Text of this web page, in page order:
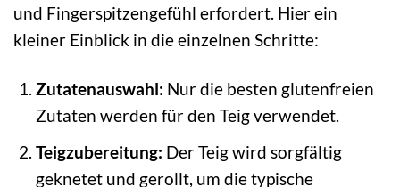
und Fingerspitzengefühl erfordert. Hier ein
kleiner Einblick in die einzelnen Schritte:
Zutatenauswahl: Nur die besten glutenfreien
Zutaten werden für den Teig verwendet.
Teigzubereitung: Der Teig wird sorgfältig
geknetet und gerollt, um die typische